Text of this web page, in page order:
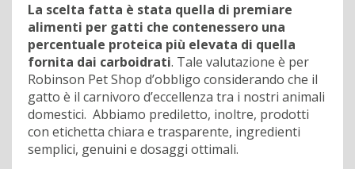
La scelta fatta è stata quella di premiare
alimenti per gatti che contenessero una
percentuale proteica più elevata di quella
fornita dai carboidrati. Tale valutazione è per
Robinson Pet Shop d’obbligo considerando che il
gatto è il carnivoro d’eccellenza tra i nostri animali
domestici. Abbiamo prediletto, inoltre, prodotti
con etichetta chiara e trasparente, ingredienti
semplici, genuini e dosaggi ottimali.